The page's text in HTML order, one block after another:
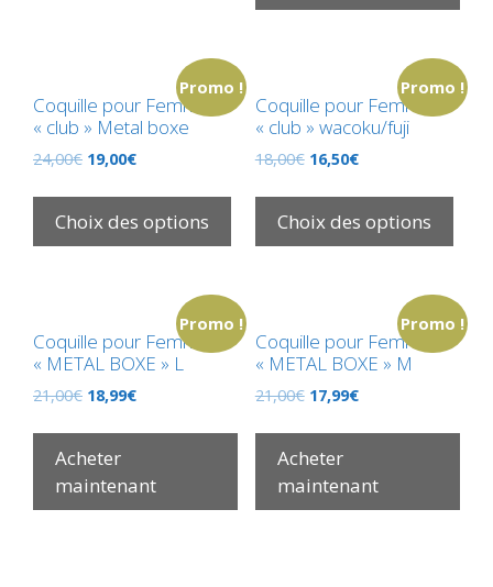
Promo !
Coquille pour Femme
« club » Metal boxe
24,00€ 19,00€
Choix des options
Promo !
Coquille pour Femme
« club » wacoku/fuji
18,00€ 16,50€
Choix des options
Promo !
Coquille pour Femme
« METAL BOXE » L
21,00€ 18,99€
Acheter
maintenant
Promo !
Coquille pour Femme
« METAL BOXE » M
21,00€ 17,99€
Acheter
maintenant